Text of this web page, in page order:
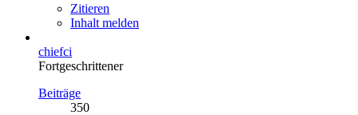
Zitieren
Inhalt melden
chiefci
Fortgeschrittener
Beiträge
350